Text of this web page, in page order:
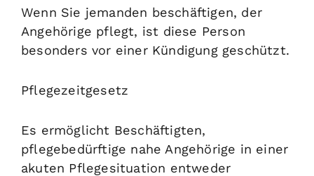
Wenn Sie jemanden beschäftigen, der
Angehörige pflegt, ist diese Person
besonders vor einer Kündigung geschützt.
Pflegezeitgesetz
Es ermöglicht Beschäftigten,
pflegebedürftige nahe Angehörige in einer
akuten Pflegesituation entweder